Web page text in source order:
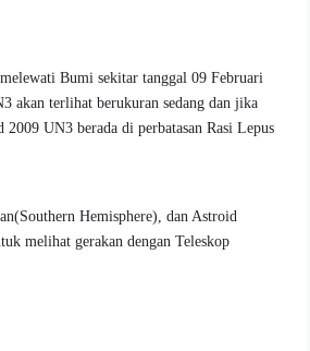
Bumi sekitar tanggal 09 Februari
akan terlihat berukuran sedang dan jika
UN3 berada di perbatasan Rasi Lepus
Hemisphere), dan Astroid
melihat gerakan dengan Teleskop